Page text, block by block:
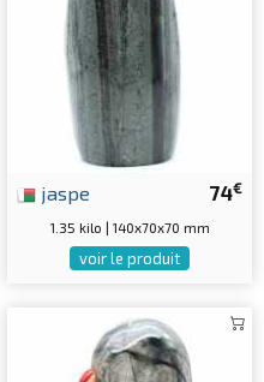
74€
jaspe
1.35 kilo | 140x70x70 mm
voir le produit